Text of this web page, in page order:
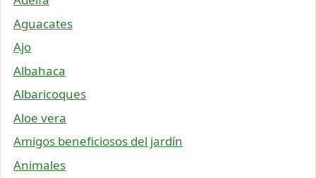
Aguacates
Ajo
Albahaca
Albaricoques
Aloe vera
Amigos beneficiosos del jardín
Animales